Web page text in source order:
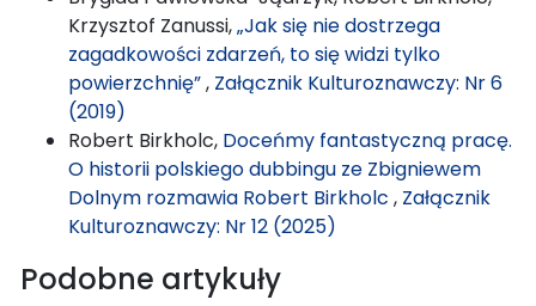
Krzysztof Zanussi,„Jak się nie dostrzega
zagadkowości zdarzeń, to się widzi tylko
powierzchnię”, Załącznik Kulturoznawczy: Nr 6
(2019)
Robert Birkholc, Doceńmy fantastyczną pracę.
O historii polskiego dubbingu ze Zbigniewem
Dolnym rozmawia Robert Birkholc , Załącznik
Kulturoznawczy: Nr 12 (2025)
Podobne artykuły